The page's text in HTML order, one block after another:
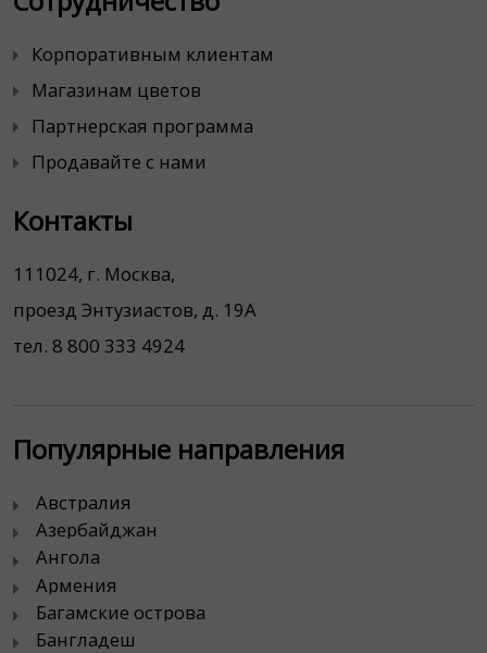
Корпоративным клиентам
Магазинам цветов
Партнерская программа
Продавайте с нами
Контакты
111024, г. Москва,
проезд Энтузиастов, д. 19А
тел. 8 800 333 4924
Популярные направления
Австралия
Азербайджан
Ангола
Армения
Багамские острова
Бангладеш